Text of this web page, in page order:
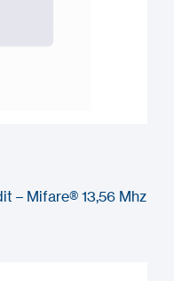
– Mifare® 13,56 Mhz